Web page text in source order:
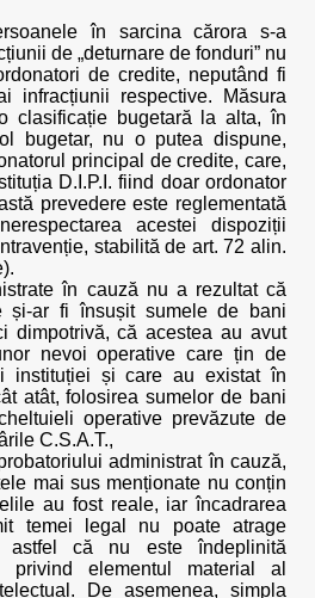
în sarcina cărora s-a
de „deturnare de fonduri” nu
de credite, neputând fi
infracțiunii respective. Măsura
clasificație bugetară la alta, în
bugetar, nu o putea dispune,
principal de credite, care,
D.I.P.I. fiind doar ordonator
prevedere este reglementată
acestei dispoziții
stabilită de art. 72 alin.
în cauză nu a rezultat că
și-ar fi însușit sumele de bani
dimpotrivă, că acestea au avut
nevoi operative care țin de
instituției și care au existat în
atât, folosirea sumelor de bani
operative prevăzute de
C.S.A.T.,
administrat în cauză,
mai sus menționate nu conțin
au fost reale, iar încadrarea
temei legal nu poate atrage
astfel că nu este îndeplinită
elementul material al
De asemenea, simpla